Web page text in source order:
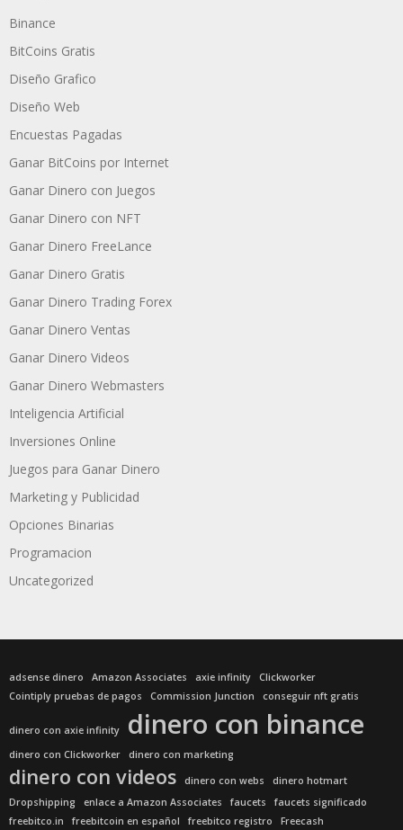
Binance
BitCoins Gratis
Diseño Grafico
Diseño Web
Encuestas Pagadas
Ganar BitCoins por Internet
Ganar Dinero con Juegos
Ganar Dinero con NFT
Ganar Dinero FreeLance
Ganar Dinero Gratis
Ganar Dinero Trading Forex
Ganar Dinero Ventas
Ganar Dinero Videos
Ganar Dinero Webmasters
Inteligencia Artificial
Inversiones Online
Juegos para Ganar Dinero
Marketing y Publicidad
Opciones Binarias
Programacion
Uncategorized
adsense dinero Amazon Associates axie infinity
Clickworker
Cointiply pruebas de pagos
Commission Junction conseguir nft gratis
dinero con axie infinity dinero con binance
dinero con Clickworker dinero con marketing
dinero con videos dinero con webs
dinero hotmart
Dropshipping
enlace a Amazon Associates faucets
faucets significado
freebitco.in
freebitcoin en español freebitco registro Freecash